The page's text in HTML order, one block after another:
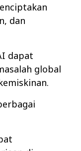
dan
dapat
global